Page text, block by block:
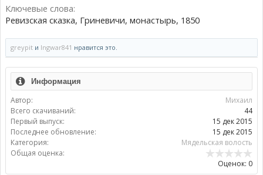
Ключевые слова:
Ревизская сказка, Гриневичи, монастырь, 1850
greypit и Ingwar841 нравится это.
Информация
Автор:
Михаил
Всего скачиваний:
44
Первый выпуск:
15 дек 2015
Последнее обновление:
15 дек 2015
Категория:
Мядельская волость
Общая оценка:
Оценок: 0